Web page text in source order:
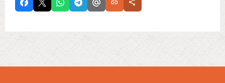
link share